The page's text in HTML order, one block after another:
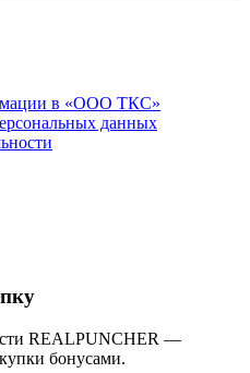
в «ООО ТКС»
данных
REALPUNCHER —
бонусами.